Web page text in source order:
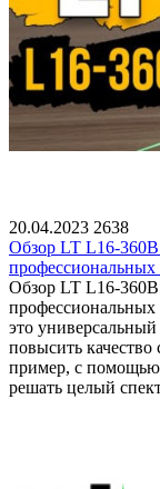
20.04.2023 2638
Обзор LT L16-
Обзор LT L16-
это
повысить
пример, с помощью
решать целый